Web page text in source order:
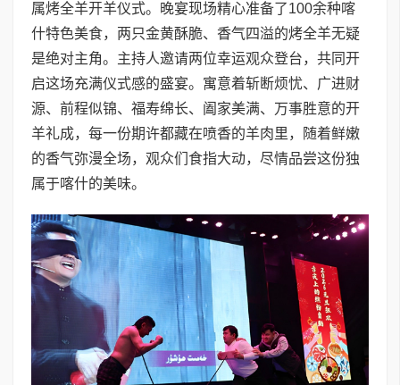
属烤全羊开羊仪式。晚宴现场精心准备了100余种喀
什特色美食，两只金黄酥脆、香气四溢的烤全羊无疑
是绝对主角。主持人邀请两位幸运观众登台，共同开
启这场充满仪式感的盛宴。寓意着斩断烦忧、广进财
源、前程似锦、福寿绵长、阖家美满、万事胜意的开
羊礼成，每一份期许都藏在喷香的羊肉里，随着鲜嫩
的香气弥漫全场，观众们食指大动，尽情品尝这份独
属于喀什的美味。